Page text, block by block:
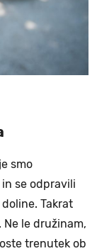
smo
se odpravili
Takrat
le družinam,
trenutek ob